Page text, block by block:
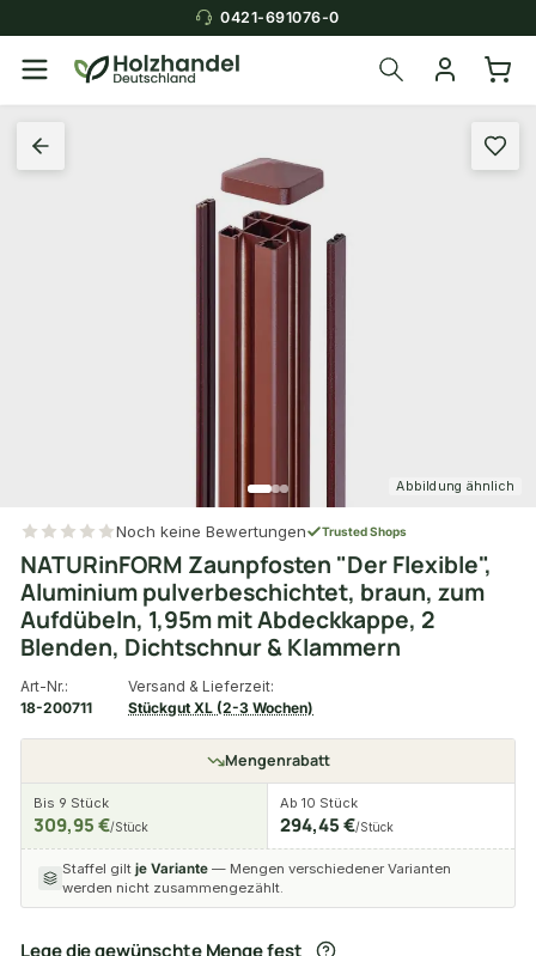
0421-691076-0
Abbildung ähnlich
Noch keine Bewertungen Trusted Shops
NATURinFORM Zaunpfosten "Der Flexible",
Aluminium pulverbeschichtet, braun, zum
Aufdübeln, 1,95m mit Abdeckkappe, 2
Blenden, Dichtschnur & Klammern
Art-Nr.:
18-200711
Versand & Lieferzeit:
Stückgut XL (2-3 Wochen)
Mengenrabatt
Bis 9 Stück
309,95 €/Stück
Ab 10 Stück
294,45 €/Stück
Staffel gilt je Variante — Mengen verschiedener Varianten
werden nicht zusammengezählt.
Lege die gewünschte Menge fest